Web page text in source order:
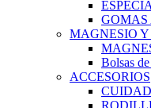
GOMAS
MAGNESIO
Bolsas
ACCESORIOS